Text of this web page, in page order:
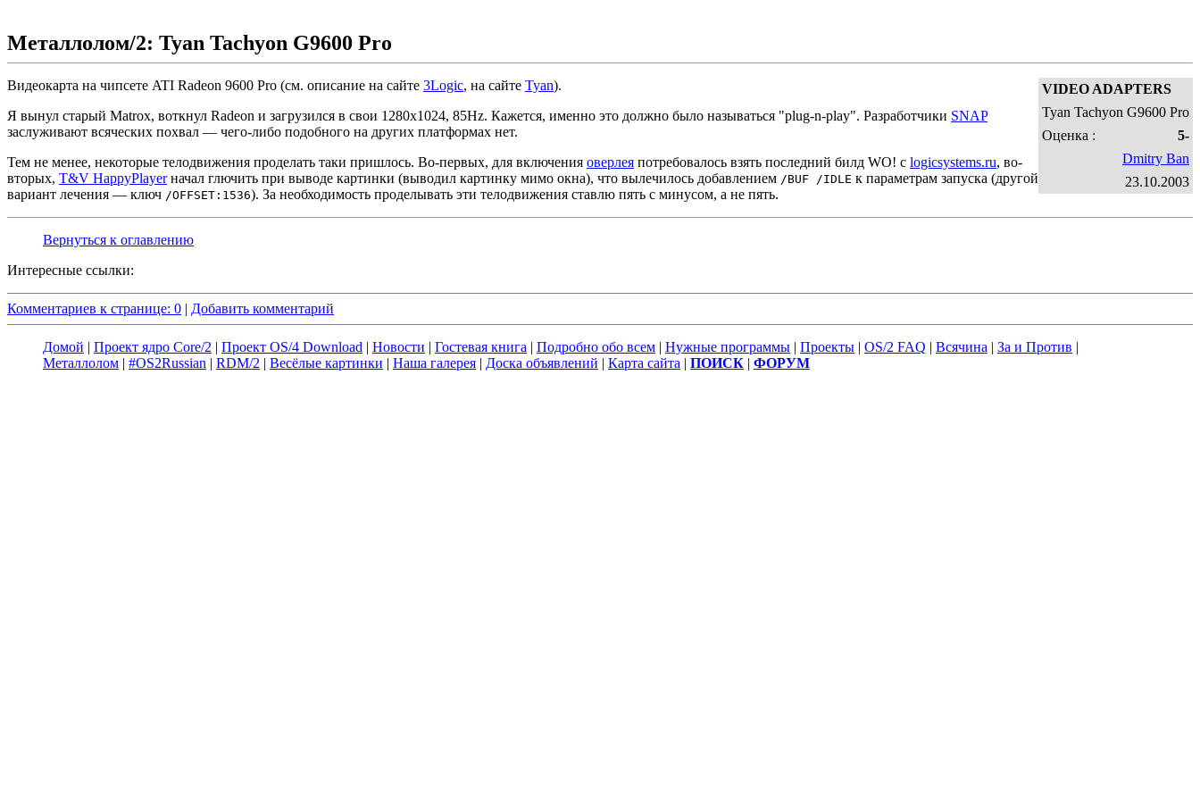
Металлолом/2: Tyan Tachyon G9600 Pro
VIDEO ADAPTERS
Tyan Tachyon G9600 Pro
Оценка :
5-
Dmitry Ban
23.10.2003
Видеокарта на чипcете ATI Radeon 9600 Pro (см. описание на сайте 3Logic, на сайте Tyan).
Я вынул старый Matrox, воткнул Radeon и загрузился в свои 1280x1024, 85Hz. Кажется, именно это должно было называться "plug-n-play". Разработчики SNAP
заслуживают всяческих похвал — чего-либо подобного на других платформах нет.
Тем не менее, некоторые телодвижения проделать таки пришлось. Во-первых, для включения оверлея потребовалось взять последний билд WO! c logicsystems.ru, во-
вторых, T&V HappyPlayerначал глючить при выводе картинки (выводил картинку мимо окна), что вылечилось добавлением /BUF /IDLE к параметрам запуска (другой
вариант лечения — ключ /OFFSET:1536). За необходимость проделывать эти телодвижения ставлю пять с минусом, а не пять.
Вернуться к оглавлению
Интересные ссылки:
Комментариев к странице: 0 | Добавить комментарий
Домой | Проект ядро Core/2 | Проект OS/4 Download | Новости | Гостевая книга | Подробно обо всем | Нужные программы | Проекты | OS/2 FAQ | Всячина | За и Против |
Металлолом | #OS2Russian | RDM/2 | Весёлые картинки | Наша галерея | Доска объявлений | Карта сайта | ПОИСК | ФОРУМ